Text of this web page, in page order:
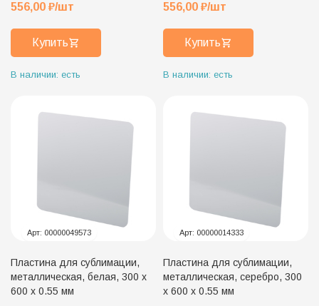
556,00 ₽/шт
Купить
В наличии: есть
556,00 ₽/шт
Купить
В наличии: есть
Арт: 00000049573
Пластина для сублимации,
металлическая, белая, 300 х
600 х 0.55 мм
Арт: 00000014333
Пластина для сублимации,
металлическая, серебро, 300
х 600 х 0.55 мм